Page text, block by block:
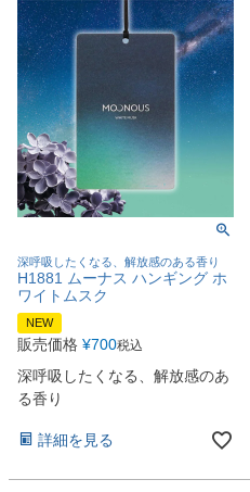
深呼吸したくなる、解放感のある香り
H1881 ムーナス ハンギング ホ
ワイトムスク
NEW
販売価格 ¥700税込
深呼吸したくなる、解放感のあ
る香り
詳細を見る